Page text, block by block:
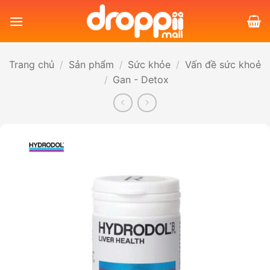
qua
Trang chủ / Sản phẩm / Sức khỏe / Vấn đề sức khoẻ
/ Gan - Detox